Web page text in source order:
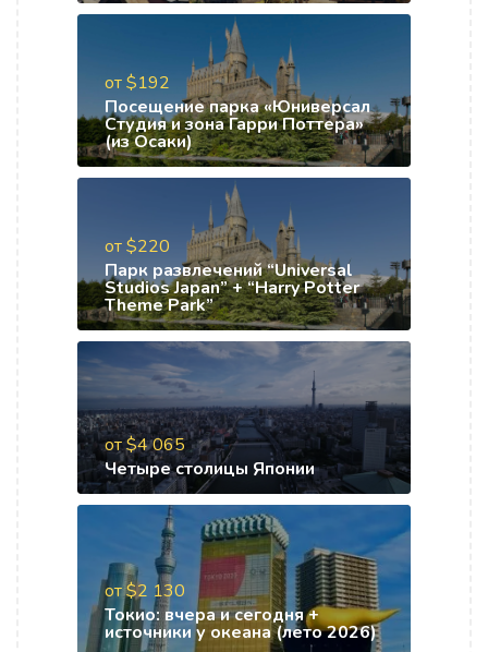
от $192
Посещение парка «Юниверсал
Студия и зона Гарри Поттера»
(из Осаки)
от $220
Парк развлечений “Universal
Studios Japan” + “Harry Potter
Theme Park”
от $4 065
Четыре столицы Японии
от $2 130
Токио: вчера и сегодня +
источники у океана (лето 2026)